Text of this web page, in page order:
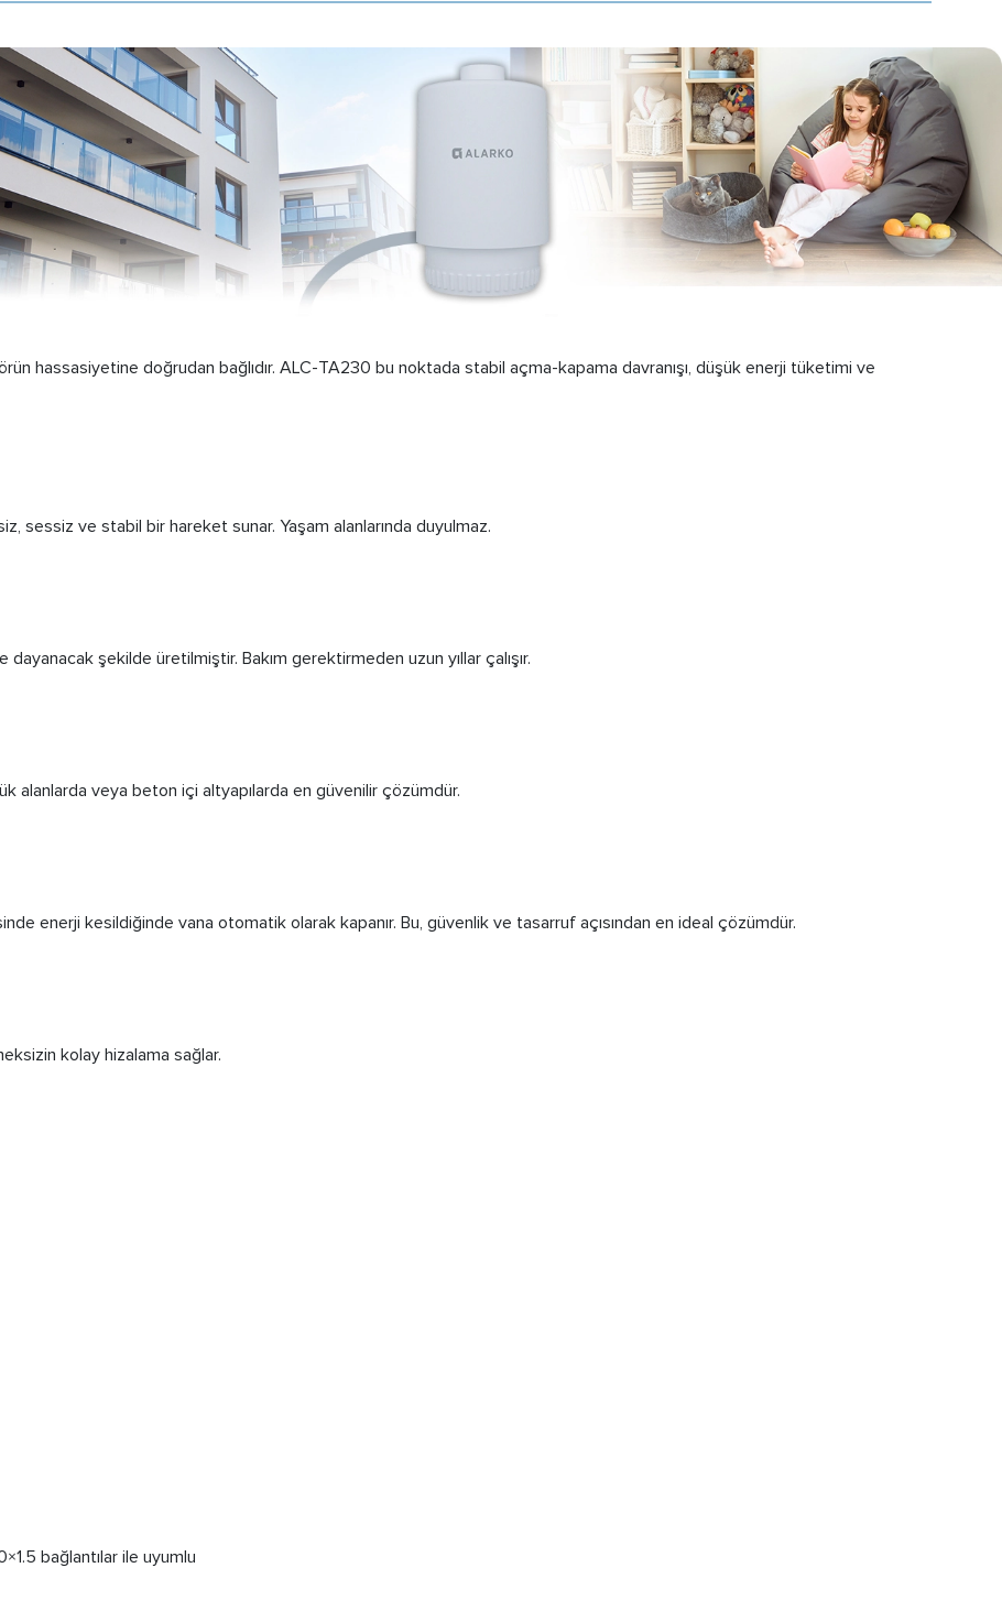
hassasiyetine doğrudan bağlıdır. ALC-TA230 bu noktada stabil açma-kapama davranışı, düşük enerji tüketimi ve
sessiz ve stabil bir hareket sunar. Yaşam alanlarında duyulmaz.
şekilde üretilmiştir. Bakım gerektirmeden uzun yıllar çalışır.
alanlarda veya beton içi altyapılarda en güvenilir çözümdür.
enerji kesildiğinde vana otomatik olarak kapanır. Bu, güvenlik ve tasarruf açısından en ideal çözümdür.
kolay hizalama sağlar.
bağlantılar ile uyumlu